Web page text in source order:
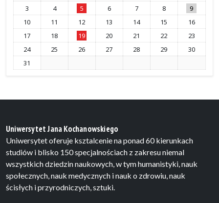
3
4 5 6 7 8
9
10
11 12 13 14 15
16
17
18 19 20 21 22
23
24
25 26 27 28 29
30
31
Uniwersytet Jana Kochanowskiego
Uniwersytet oferuje ksztalcenie na ponad 60 kierunkach
studiów i blisko 150 specjalnościach z zakresu niemal
wszystkich dziedzin naukowych, w tym humanistyki, nauk
społecznych, nauk medycznych i nauk o zdrowiu, nauk
ścisłych i przyrodniczych, sztuki.